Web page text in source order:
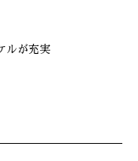
ルが充実